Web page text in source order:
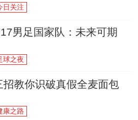
日关注
男足国家队：未来可期
球之夜
招教你识破真假全麦面包
康之路